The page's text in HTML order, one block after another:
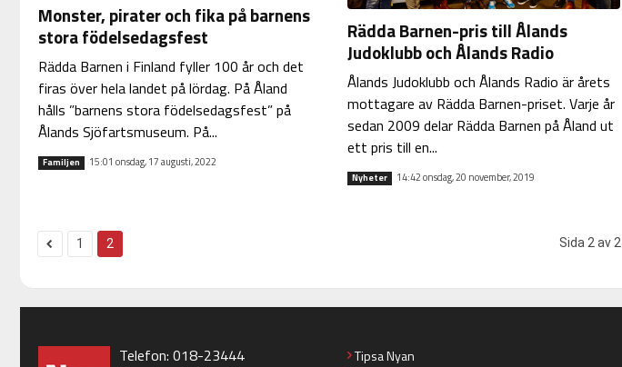
Monster, pirater och fika på barnens
stora födelsedagsfest
Rädda Barnen i Finland fyller 100 år och det
firas över hela landet på lördag. På Åland
hålls ”barnens stora födelsedagsfest” på
Ålands Sjöfartsmuseum. På...
Familjen 15:01 onsdag, 17 augusti, 2022
Rädda Barnen-pris till Ålands
Judoklubb och Ålands Radio
Ålands Judoklubb och Ålands Radio är årets
mottagare av Rädda Barnen-priset. Varje år
sedan 2009 delar Rädda Barnen på Åland ut
ett pris till en...
Nyheter 14:42 onsdag, 20 november, 2019
1 2 Sida 2 av 2
Telefon: 018-23444
Tipsa Nyan